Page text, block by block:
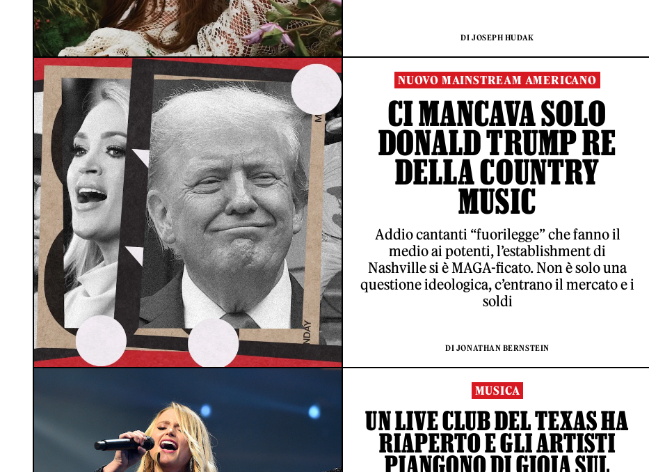
DI JOSEPH HUDAK
NUOVO MAINSTREAM AMERICANO
CI MANCAVA SOLO
DONALD TRUMP RE
DELLA COUNTRY
MUSIC
Addio cantanti “fuorilegge” che fanno il
medio ai potenti, l’establishment di
Nashville si è MAGA-ficato. Non è solo una
questione ideologica, c’entrano il mercato e i
soldi
DI JONATHAN BERNSTEIN
MUSICA
UN LIVE CLUB DEL TEXAS HA
RIAPERTO E GLI ARTISTI
PIANGONO DI GIOIA SUL